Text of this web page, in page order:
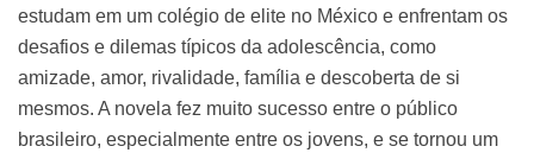
estudam em um colégio de elite no México e enfrentam os
desafios e dilemas típicos da adolescência, como
amizade, amor, rivalidade, família e descoberta de si
mesmos. A novela fez muito sucesso entre o público
brasileiro, especialmente entre os jovens, e se tornou um